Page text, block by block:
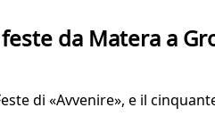
da Matera a
di «Avvenire», e il